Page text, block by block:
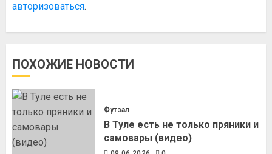
авторизоваться.
ПОХОЖИЕ НОВОСТИ
Футзал
В Туле есть не только пряники и
самовары (видео)